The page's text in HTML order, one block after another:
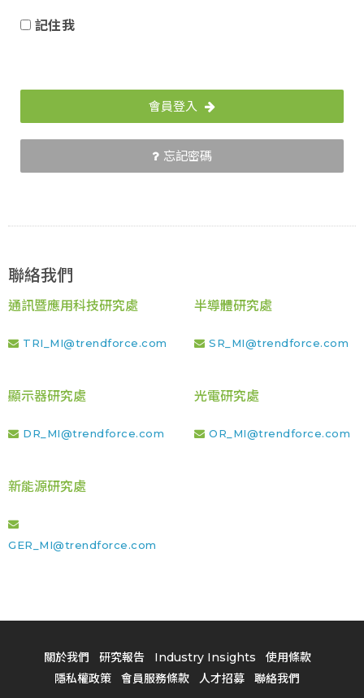
記住我
會員登入
忘記密碼
聯絡我們
通訊暨應用科技研究處
TRI_MI@trendforce.com
半導體研究處
SR_MI@trendforce.com
顯示器研究處
DR_MI@trendforce.com
光電研究處
OR_MI@trendforce.com
新能源研究處
GER_MI@trendforce.com
關於我們 研究報告 Industry Insights
使用條款
隱私權政策
會員服務條款 人才招募 聯絡我們